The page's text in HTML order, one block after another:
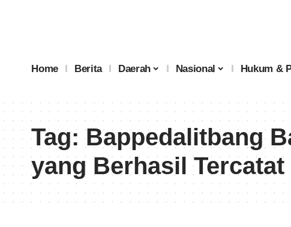
Home Berita Daerah Nasional Hukum &
Tag:Bappedalitbang
yang Berhasil